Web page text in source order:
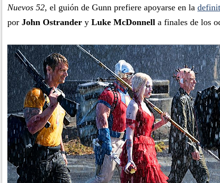
Nuevos 52, el guión de Gunn prefiere apoyarse en la
por John Ostrander y Luke McDonnell a finales de los